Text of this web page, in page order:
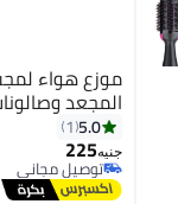
موزع هواء
المجعد
5.0
1
جنيه225
توصيل مجاني
توصيل مجاني